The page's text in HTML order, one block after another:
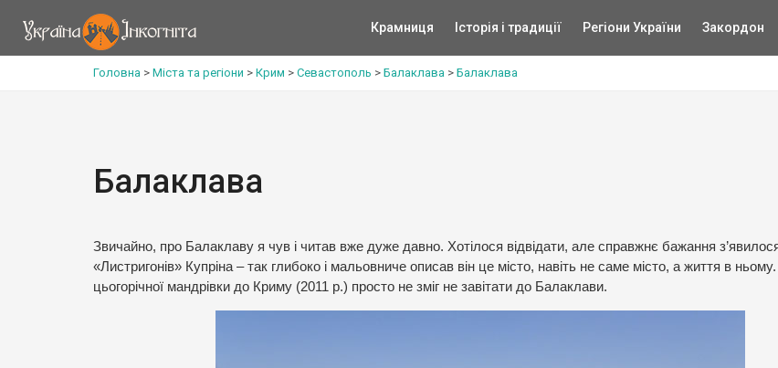
Крамниця Історія і традиції Регіони України Закордон
Головна > Міста та регіони > Крим > Севастополь > Балаклава > Балаклава
Балаклава
Звичайно, про Балаклаву я чув і читав вже дуже давно. Хотілося відвідати, але справжнє бажання
«Листригонів» Купріна – так глибоко і мальовниче описав він це місто, навіть не саме місто, а життя в
цьогорічної мандрівки до Криму (2011 р.) просто не зміг не завітати до Балаклави.